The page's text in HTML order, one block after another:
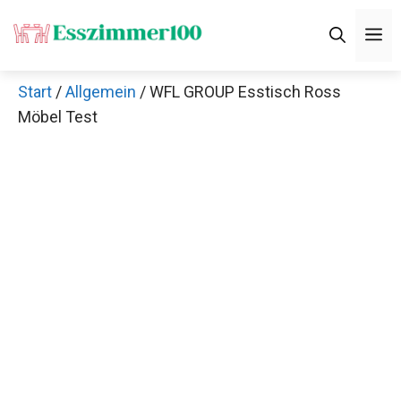
Inhalt
Start /Allgemein / WFL GROUP Esstisch Ross
Möbel Test